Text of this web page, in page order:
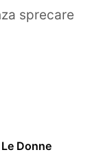
sprecare
Donne